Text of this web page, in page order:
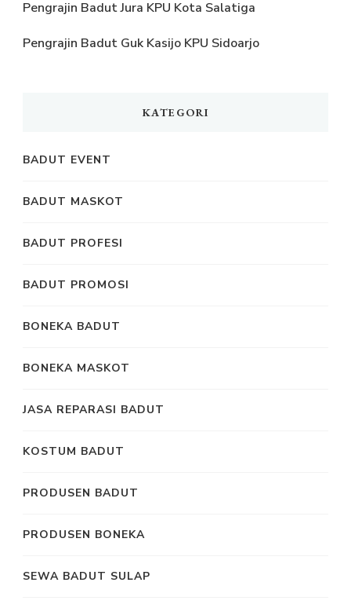
Pengrajin Badut Jura KPU Kota Salatiga
Pengrajin Badut Guk Kasijo KPU Sidoarjo
KATEGORI
BADUT EVENT
BADUT MASKOT
BADUT PROFESI
BADUT PROMOSI
BONEKA BADUT
BONEKA MASKOT
JASA REPARASI BADUT
KOSTUM BADUT
PRODUSEN BADUT
PRODUSEN BONEKA
SEWA BADUT SULAP